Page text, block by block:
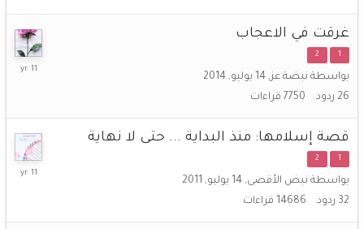
غرقت في الاعجاب
1
2
بواسطة نبضة عز, 14 يوليو, 2014
26 ردود 7750 قراءات
12
قصة إسلامها: منذ البداية ... حتى لا نهاية
1
2
بواسطة نبض الأقصى, 14 يوليو, 2011
32 ردود 14686 قراءات
19